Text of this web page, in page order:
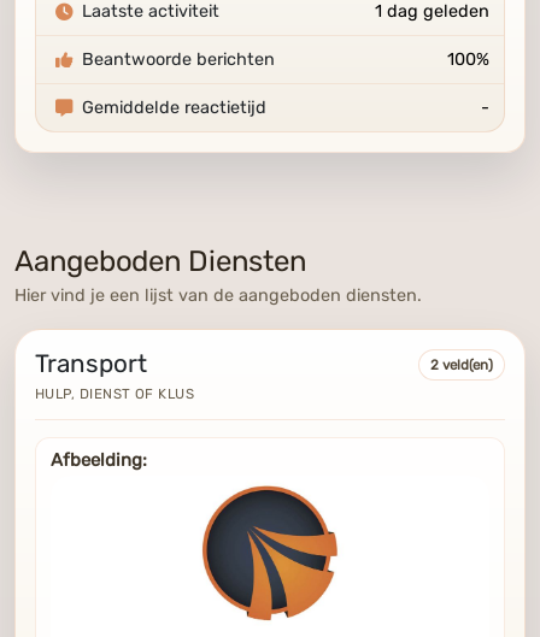
Laatste activiteit 1 dag geleden
Beantwoorde berichten 100%
Gemiddelde reactietijd -
Aangeboden Diensten
Hier vind je een lijst van de aangeboden diensten.
Transport
HULP, DIENST OF KLUS
2 veld(en)
Afbeelding: